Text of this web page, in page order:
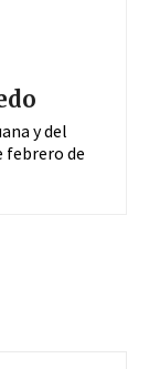
y del
febrero de